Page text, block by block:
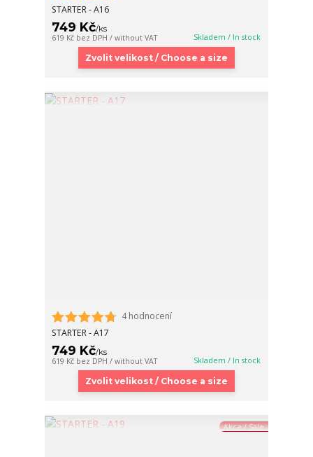
STARTER - A16
749 Kč/ks
619 Kč bez DPH / without VAT Skladem / In stock
Zvolit velikost / Choose a size
4 hodnocení
STARTER - A17
749 Kč/ks
619 Kč bez DPH / without VAT Skladem / In stock
Zvolit velikost / Choose a size
Akce / Sale